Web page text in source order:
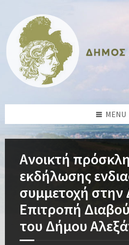
content
sidebar
sidebar
footer
MENU
Ανοικτή
εκδήλωσης
συμμετοχή στην
Επιτροπή
του Δήμου